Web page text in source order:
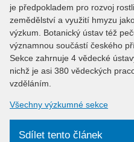
je předpokladem pro rozvoj
zemědělství a využití hmyzu
výzkum. Botanický ústav též
významnou součástí českého
Sekce zahrnuje 4 vědecké
nichž je asi 380 vědeckých
vzděláním.
Všechny výzkumné sekce
Sdílet tento článek